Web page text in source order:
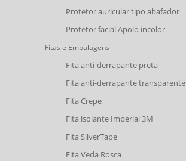
Protetor auricular tipo abafador
Protetor facial Apolo incolor
Fitas e Embalagens
Fita anti-derrapante preta
Fita anti-derrapante transparente
Fita Crepe
Fita isolante Imperial 3M
Fita SilverTape
Fita Veda Rosca